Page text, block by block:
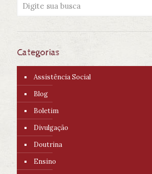
Categorias
Assistência Social
Blog
Boletim
Divulgação
Doutrina
Ensino